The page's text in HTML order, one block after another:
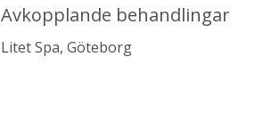
Avkopplande behandlingar
Litet Spa, Göteborg